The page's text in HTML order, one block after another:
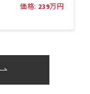
価格: 239万円